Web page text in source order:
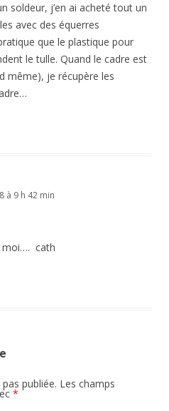
soldeur, j’en ai acheté tout un
avec des équerres
que le plastique pour
le tulle. Quand le cadre est
même), je récupère les
à 9 h 42 min
moi…. cath
publiée. Les champs
*